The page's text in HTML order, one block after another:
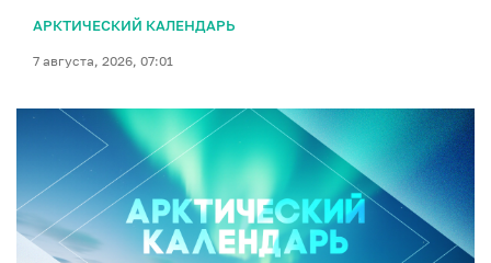
АРКТИЧЕСКИЙ КАЛЕНДАРЬ
7 августа, 2026, 07:01